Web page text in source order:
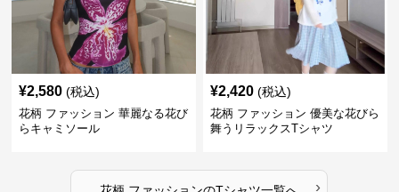
¥2,580 (税込)
花柄 ファッション 華麗なる花び
らキャミソール
¥2,420 (税込)
花柄 ファッション 優美な花びら
舞うリラックスTシャツ
›